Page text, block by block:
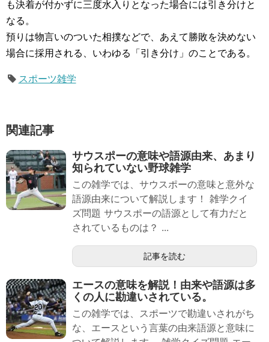
も決着が付かずに三度水入りとなった場合には引き分けと
なる。
預りは物言いのついた相撲などで、あえて勝敗を決めない
場合に採用される、いわゆる「引き分け」のことである。
スポーツ雑学
関連記事
サウスポーの意味や語源由来、あまり
知られていない野球雑学
この雑学では、サウスポーの意味と意外な
語源由来について解説します！ 雑学クイ
ズ問題 サウスポーの語源として有力だと
されているものは？ ...
記事を読む
エースの意味を解説！由来や語源は多
くの人に勘違いされている。
この雑学では、スポーツで勘違いされがち
な、エースという言葉の由来語源と意味に